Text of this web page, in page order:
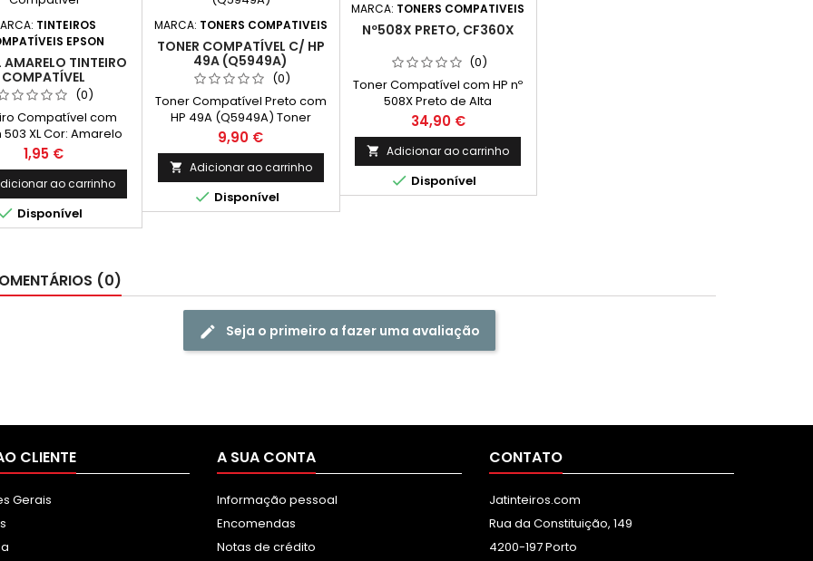
TINTEIROS
EPSON
TINTEIRO
COMPATÍVEL
(0)
Compatível com
503 XL Cor: Amarelo
Médio: 700
Páginas*
Preço
1,95 €
ao carrinho
 Disponível
MARCA: TONERS COMPATIVEIS
TONER COMPATÍVEL C/ HP
49A (Q5949A)
(0)
Toner Compatível Preto com
HP 49A (Q5949A) Toner
Compativel com os seguintes
moidelos de impressoras: HP
Lasejet 1160,1160LE, 1320, 1320N,
1320NW, 1320TN, 3390, 3392;
CANON LBP 3300/3360, HP
LaserJet P2010,P2014, P2015,
Preço
9,90 €
 Adicionar ao carrinho
 Disponível
MARCA: TONERS COMPATIVEIS
Nº508X PRETO, CF360X
(0)
Toner Compatível com HP nº
508X Preto de Alta
Capacidade CF360X
Capacidade: 12.500 páginas.
Preço
34,90 €
 Adicionar ao carrinho
 Disponível
(0)
Seja o primeiro a fazer uma avaliação
CLIENTE
Gerais
A SUA CONTA
Informação pessoal
Encomendas
Notas de crédito
CONTATO
Jatinteiros.com
Rua da Constituição, 149
4200-197 Porto